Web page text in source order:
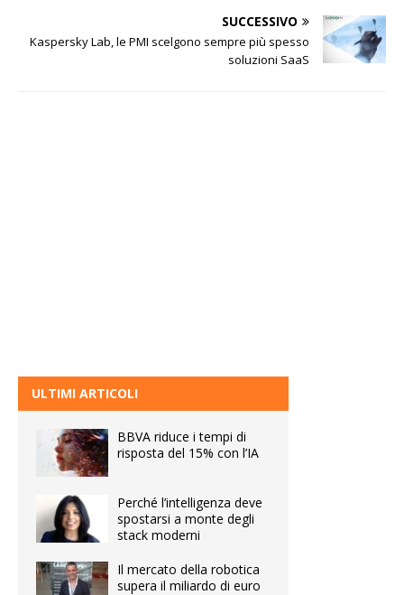
SUCCESSIVO
Kaspersky Lab, le PMI scelgono sempre più spesso
soluzioni SaaS
ULTIMI ARTICOLI
BBVA riduce i tempi di
risposta del 15% con l’IA
Perché l’intelligenza deve
spostarsi a monte degli
stack moderni
Il mercato della robotica
supera il miliardo di euro